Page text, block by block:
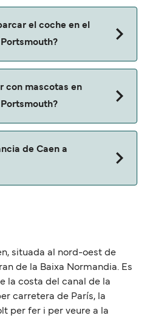
el coche en el
con mascotas en
el pasaporte de tus
con:
de Caen a
situada al nord-oest de
de la Baixa Normandia. Es
la costa del canal de la
carretera de París, la
per fer i per veure a la